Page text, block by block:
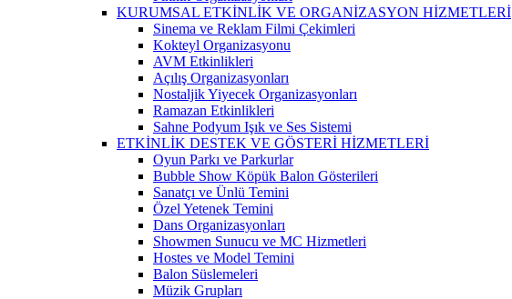
KURUMSAL ETKİNLİK VE ORGANİZASYON HİZMETLERİ
Sinema ve Reklam Filmi Çekimleri
Kokteyl Organizasyonu
AVM Etkinlikleri
Açılış Organizasyonları
Nostaljik Yiyecek Organizasyonları
Ramazan Etkinlikleri
Sahne Podyum Işık ve Ses Sistemi
ETKİNLİK DESTEK VE GÖSTERİ HİZMETLERİ
Oyun Parkı ve Parkurlar
Bubble Show Köpük Balon Gösterileri
Sanatçı ve Ünlü Temini
Özel Yetenek Temini
Dans Organizasyonları
Showmen Sunucu ve MC Hizmetleri
Hostes ve Model Temini
Balon Süslemeleri
Müzik Grupları